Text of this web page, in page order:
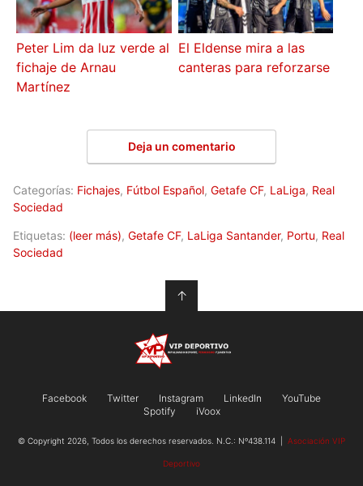
Peter Lim da luz verde al
fichaje de Arnau
Martínez
El Eldense mira a las
canteras para reforzarse
Deja un comentario
Categorías: Fichajes, Fútbol Español, Getafe CF, LaLiga, Real
Sociedad
Etiquetas: (leer más), Getafe CF, LaLiga Santander, Portu, Real
Sociedad
↑
Facebook Twitter Instagram LinkedIn
YouTube
Spotify
iVoox
© Copyright 2026, Todos los derechos reservados. N.C.: Nº438.114 | Asociación VIP
Deportivo